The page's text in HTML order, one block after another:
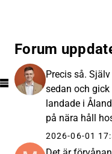
Forum
Precis så.
sedan och
landade i
på nära håll
sig av
2026-06-01